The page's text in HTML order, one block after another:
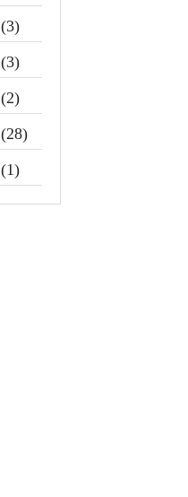
(3)
(3)
(2)
(28)
(1)